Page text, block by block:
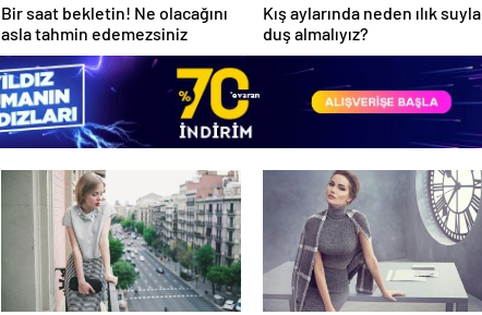
Bir saat bekletin! Ne olacağını
asla tahmin edemezsiniz
Kış aylarında neden ılık suyla
duş almalıyız?